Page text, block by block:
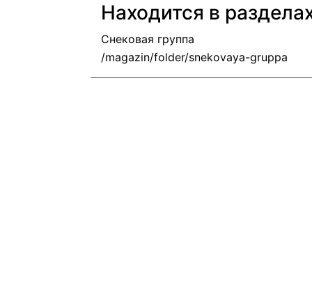
Находится в
Снековая группа